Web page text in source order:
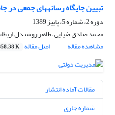
تبیین جایگاه رسانه‎های جمعی در جامعه‌ی دانایی با رویکرد مدیریتی
دوره 2، شماره 5، پاییز 1389
محمد صادق ضیایی، طاهر روشندل
مشاهده مقاله
اصل مقاله K
مقالات آماده انتشار
شماره جاری